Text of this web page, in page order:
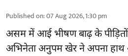
Published on:07 Aug 2026, 1:30 pm
असम में आई भीषण बाढ़ के
अभिनेता अनुपम खेर ने अपना हाथ